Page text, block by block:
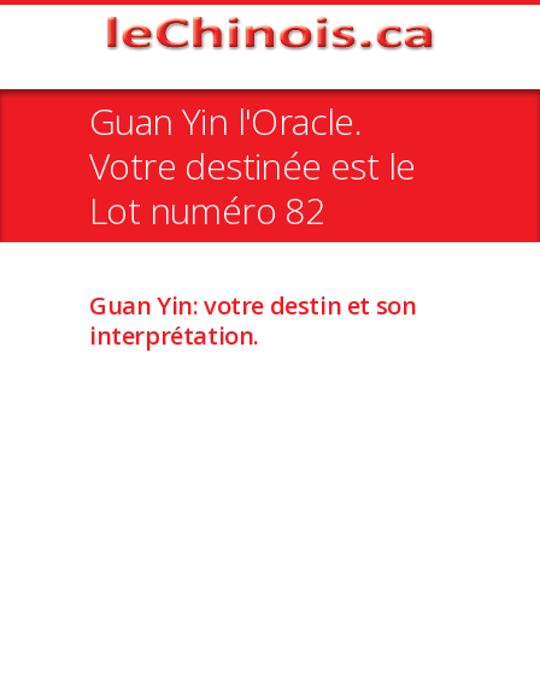
Guan Yin l'Oracle.
Votre destinée est le
Lot numéro 82
Guan Yin: votre destin et son
interprétation.